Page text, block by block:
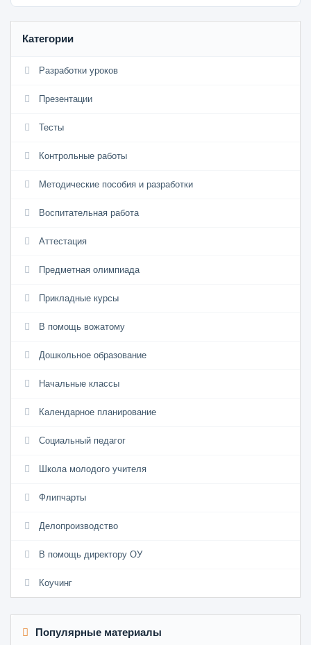
Категории
Разработки уроков
Презентации
Тесты
Контрольные работы
Методические пособия и разработки
Воспитательная работа
Аттестация
Предметная олимпиада
Прикладные курсы
В помощь вожатому
Дошкольное образование
Начальные классы
Календарное планирование
Социальный педагог
Школа молодого учителя
Флипчарты
Делопроизводство
В помощь директору ОУ
Коучинг
Популярные материалы